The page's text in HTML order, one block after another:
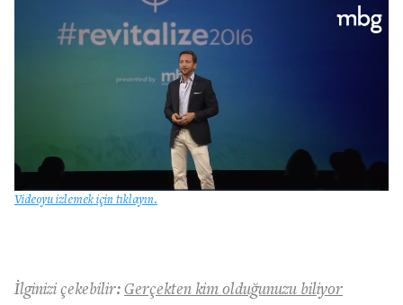
Videoyu izlemek için tıklayın.
İlginizi çekebilir: Gerçekten kim olduğunuzu biliyor